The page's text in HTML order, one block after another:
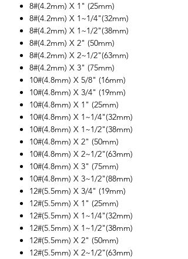
8#(4.2mm) X 1" (25mm)
8#(4.2mm) X 1~1/4"(32mm)
8#(4.2mm) X 1~1/2"(38mm)
8#(4.2mm) X 2" (50mm)
8#(4.2mm) X 2~1/2"(63mm)
8#(4.2mm) X 3" (75mm)
10#(4.8mm) X 5/8" (16mm)
10#(4.8mm) X 3/4" (19mm)
10#(4.8mm) X 1" (25mm)
10#(4.8mm) X 1~1/4"(32mm)
10#(4.8mm) X 1~1/2"(38mm)
10#(4.8mm) X 2" (50mm)
10#(4.8mm) X 2~1/2"(63mm)
10#(4.8mm) X 3" (75mm)
10#(4.8mm) X 3~1/2"(88mm)
12#(5.5mm) X 3/4" (19mm)
12#(5.5mm) X 1" (25mm)
12#(5.5mm) X 1~1/4"(32mm)
12#(5.5mm) X 1~1/2"(38mm)
12#(5.5mm) X 2" (50mm)
12#(5.5mm) X 2~1/2"(63mm)